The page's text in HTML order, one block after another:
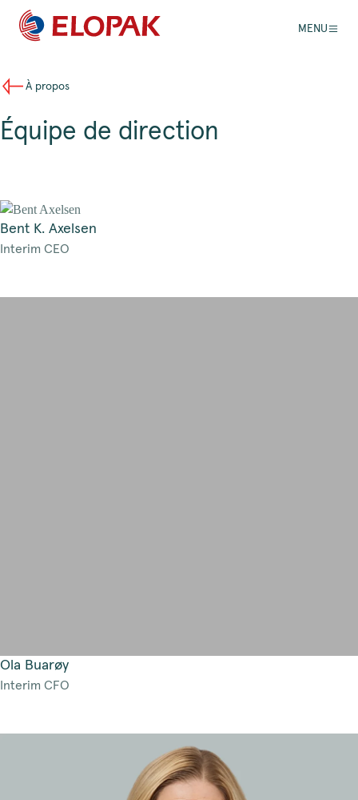
MENU
À propos
Équipe de direction
Bent K. Axelsen
Interim CEO
Ola Buarøy
Interim CFO